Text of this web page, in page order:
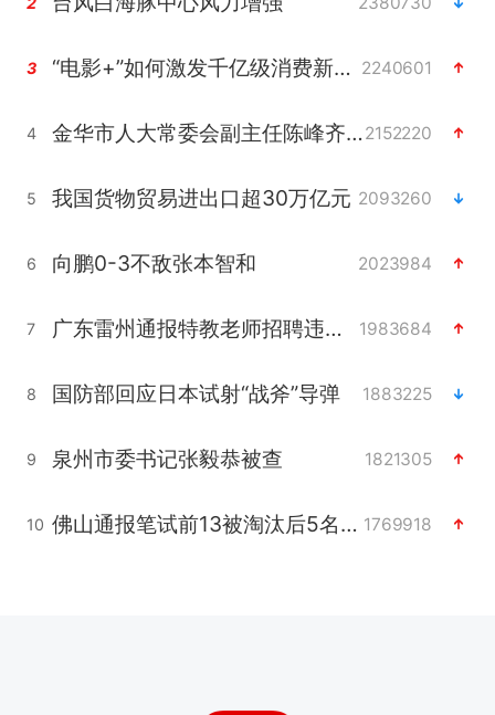
3 “电影+”如何激发千亿级消费新活力？ 2240601
4 金华市人大常委会副主任陈峰齐被查2152220
5 我国货物贸易进出口超30万亿元 2093260
6 向鹏0-3不敌张本智和 2023984
7 广东雷州通报特教老师招聘违规事件 1983684
8 国防部回应日本试射“战斧”导弹 1883225
9 泉州市委书记张毅恭被查 1821305
10 佛山通报笔试前13被淘汰后5名进体检 1769918